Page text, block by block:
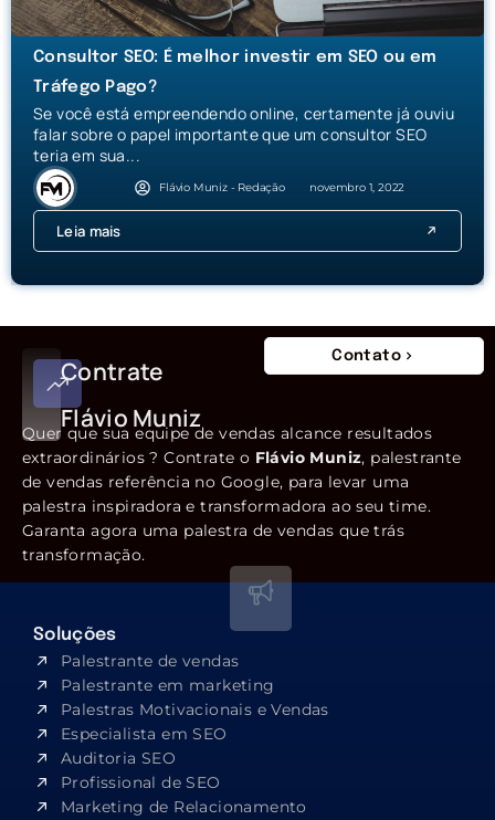
Consultor SEO: É melhor investir em SEO ou em
Tráfego Pago?
Se você está empreendendo online, certamente já ouviu
falar sobre o papel importante que um consultor SEO
teria em sua...
Flávio Muniz - Redação novembro 1, 2022
Leia mais
Contrate
Flávio Muniz
Contato
Quer que sua equipe de vendas alcance resultados
extraordinários ? Contrate o Flávio Muniz, palestrante
de vendas referência no Google, para levar uma
palestra inspiradora e transformadora ao seu time.
Garanta agora uma palestra de vendas que trás
transformação.
Soluções
Palestrante de vendas
Palestrante em marketing
Palestras Motivacionais e Vendas
Especialista em SEO​
Auditoria SEO
Profissional de SEO
Marketing de Relacionamento